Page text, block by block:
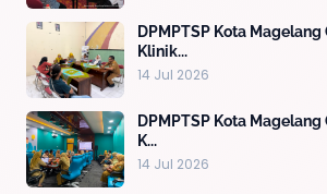
DPMPTSP Kota Magelang
Klinik...
14 Jul 2026
DPMPTSP Kota Magelang
K...
14 Jul 2026